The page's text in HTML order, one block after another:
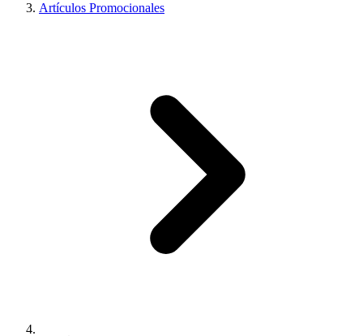
Artículos Promocionales